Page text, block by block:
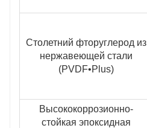
Столетний фторуглерод из
нержавеющей стали
(PVDF•Plus)
Высококоррозионно-
стойкая эпоксидная